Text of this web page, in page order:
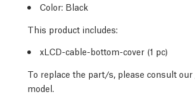
Color: Black
This product includes:
xLCD-cable-bottom-cover (1 pc)
To replace the part/s, please consult our
model.